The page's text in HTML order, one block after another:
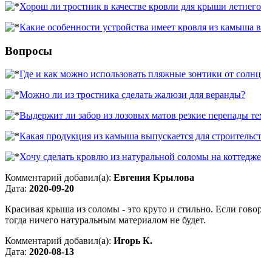
Хорош ли тростник в качестве кровли для крыши
Какие особенности устройства имеет кровля из камыша
Вопросы
Где и как можно использовать пляжные зонтики от
Можно ли из тростника сделать жалюзи для веранды?
Выдержит ли забор из лозовых матов резкие перепады
Какая продукция из камыша выпускается для
Хочу сделать кровлю из натуральной соломы на
Комментарий добавил(а): Евгения Крылова
Дата: 2020-09-20
Красивая крыша из соломы - это круто и стильно. Если
тогда ничего натуральным материалом не будет.
Комментарий добавил(а): Игорь К.
Дата: 2020-08-13